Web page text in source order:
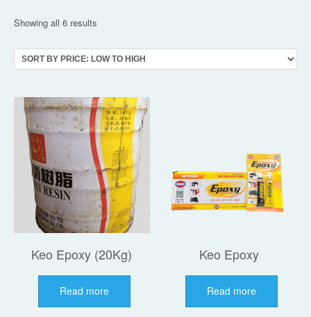
Showing all 6 results
Keo Epoxy (20Kg)
Read more
Keo Epoxy
Read more